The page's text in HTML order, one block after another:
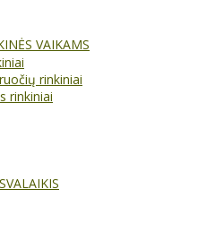
VAIKAMS
rinkiniai
rinkiniai